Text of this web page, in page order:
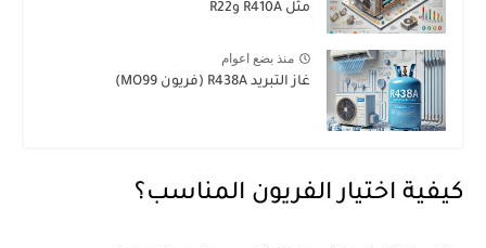
مثل R410A وR22
منذ بضع اعوام
غاز التبريد R438A (فريون MO99)
كيفية اختيار الفريون المناسب؟